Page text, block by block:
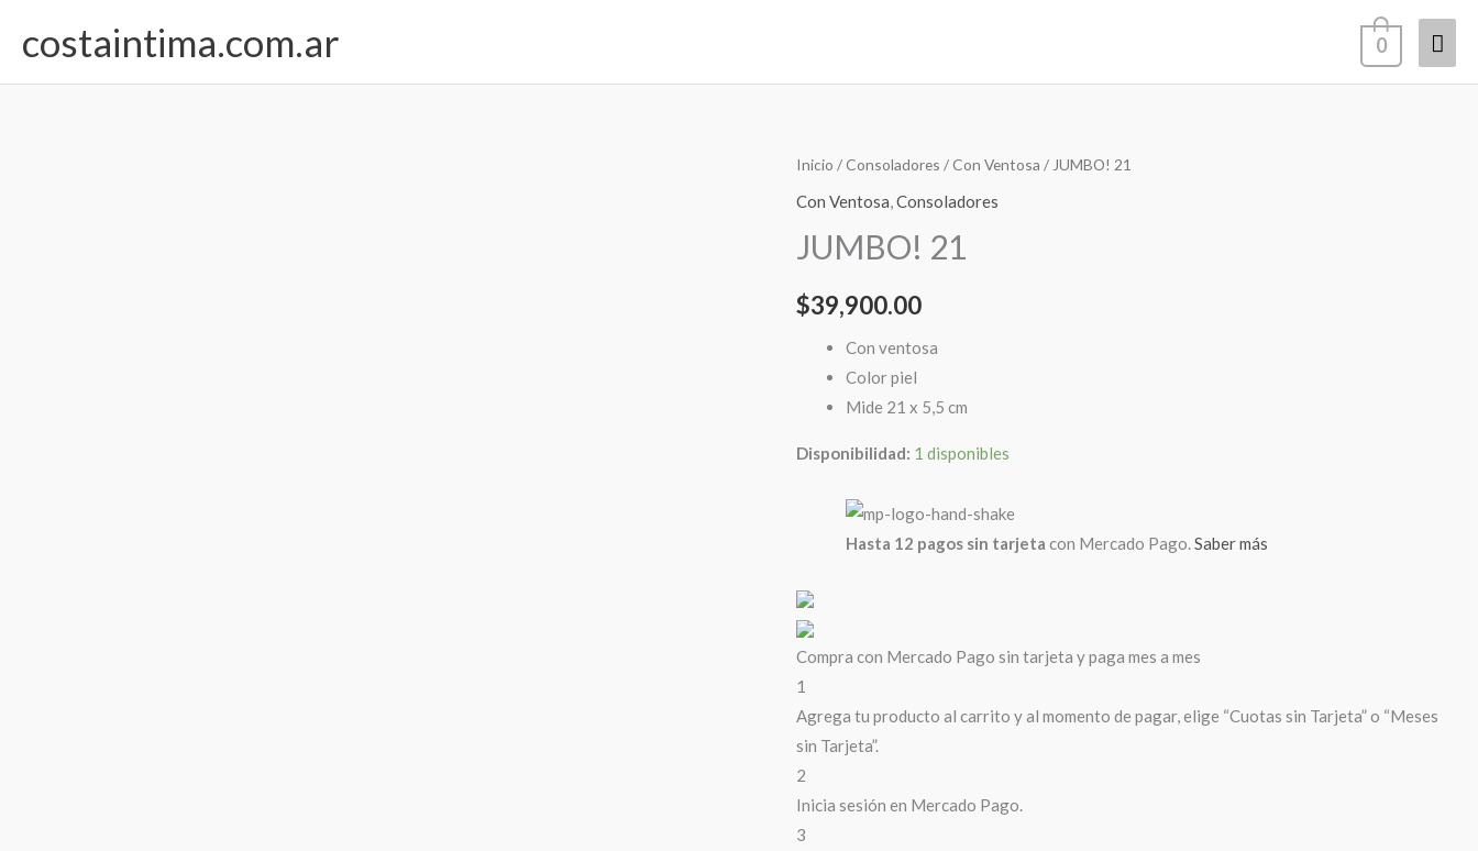
costaintima.com.ar 0
Inicio /Consoladores /Con Ventosa / JUMBO! 21
Con Ventosa,Consoladores
JUMBO! 21
$39,900.00
Con ventosa
Color piel
Mide 21 x 5,5 cm
Disponibilidad: 1 disponibles
Hasta 12 pagos sin tarjeta con Mercado Pago. Saber más
Compra con Mercado Pago sin tarjeta y paga mes a mes
1
Agrega tu producto al carrito y al momento de pagar, elige “Cuotas sin Tarjeta” o “Meses
sin Tarjeta”.
2
Inicia sesión en Mercado Pago.
3
JUMBO!
21